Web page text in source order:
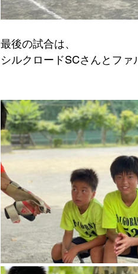
最後の試合は、
シルクロードSCさんとフ